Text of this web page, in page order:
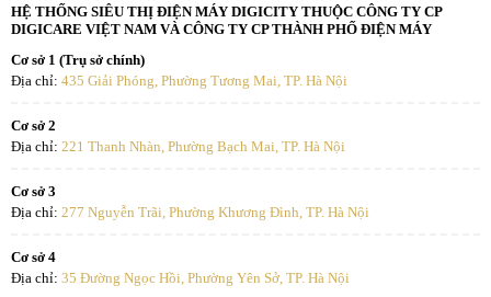
mặt thực phẩm tươi sống như cá và thịt nhằm duy trì được độ tươi
ngon, dinh dưỡng vốn có, có thể chế biến ngay mà không cần phải
rã đông.
HỆ THỐNG SIÊU THỊ ĐIỆN MÁY DIGICITY THUỘC CÔNG TY CP
DIGICARE VIỆT NAM VÀ CÔNG TY CP THÀNH PHỐ ĐIỆN MÁY
Cơ sở 1 (Trụ sở chính)
Địa chỉ: 435 Giải Phóng, Phường Tương Mai, TP. Hà Nội
Cơ sở 2
Địa chỉ: 221 Thanh Nhàn, Phường Bạch Mai, TP. Hà Nội
Cơ sở 3
Địa chỉ: 277 Nguyễn Trãi, Phường Khương Đình, TP. Hà Nội
Cơ sở 4
Địa chỉ: 35 Đường Ngọc Hồi, Phường Yên Sở, TP. Hà Nội